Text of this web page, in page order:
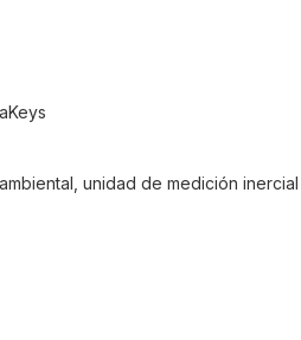
unidad de medición inercial